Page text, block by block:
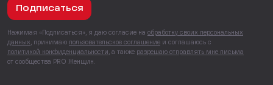
Подписаться
Нажимая «Подписаться», я даю согласие на обработку своих персональных
данных , принимаю пользовательское соглашение и соглашаюсь с
политикой конфиденциальности , а также разрешаю отправлять мне письма
от сообщества PRO Женщин.